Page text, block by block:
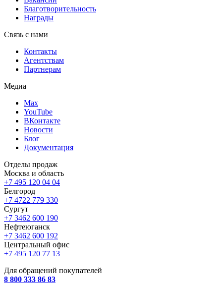
Благотворительность
Награды
Связь с нами
Контакты
Агентствам
Партнерам
Медиа
Max
YouTube
ВКонтакте
Новости
Блог
Документация
Отделы продаж
Москва и область
+7 495 120 04 04
Белгород
+7 4722 779 330
Сургут
+7 3462 600 190
Нефтеюганск
+7 3462 600 192
Центральный офис
+7 495 120 77 13
Для обращений покупателей
8 800 333 86 83